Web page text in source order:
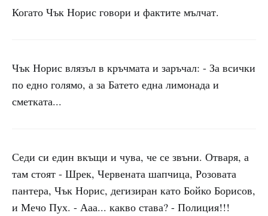
Когато Чък Норис говори и фактите мълчат.
Чък Норис влязъл в кръчмата и заръчал: - За всички
по едно голямо, а за Батето една лимонада и
сметката...
Седи си един вкъщи и чува, че се звъни. Отваря, а
там стоят - Шрек, Червената шапчица, Розовата
пантера, Чък Норис, дегизиран като Бойко Борисов,
и Мечо Пух. - Ааа... какво става? - Полиция!!!